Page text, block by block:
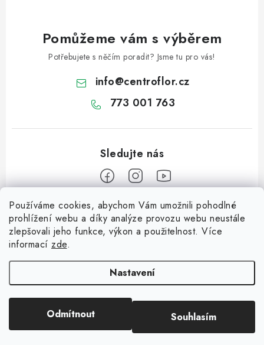
Používáme cookies, abychom Vám umožnili pohodlné
prohlížení webu a díky analýze provozu webu neustále
zlepšovali jeho funkce, výkon a použitelnost. Více
informací zde.
Nastavení
Odmítnout Souhlasím
Pomůžeme vám s výběrem
Potřebujete s něčím poradit? Jsme tu pro vás!
info@centroflor.cz
773 001 763
Informace pro vás
Dopravné
Kontaktujte nás
Hodnocení obchodu
Tipy na tvoření
Jutový Mikuláš, anděl a čert - perfektní zábava pro děti
Mikuláš, anděl a čert - perfektní tvoření pro děti
Vytvořil Shoptet
Copyright 2026CENTROFLOR, s.r.o. . Všechna práva vyhrazena.